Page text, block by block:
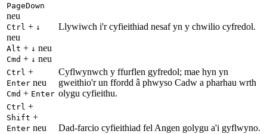
PageDown
neu
Ctrl + ↓
neu
Alt + ↓ neu
Cmd + ↓ neu
Llywiwch i'r cyfieithiad nesaf yn y chwilio cyfredol.
Ctrl +
Enter neu
Cmd + Enter
Cyflwynwch y ffurflen gyfredol; mae hyn yn
gweithio'r un ffordd â phwyso Cadw a pharhau wrth
olygu cyfieithu.
Ctrl +
Shift +
Enter neu Dad-farcio cyfieithiad fel Angen golygu a'i gyflwyno.